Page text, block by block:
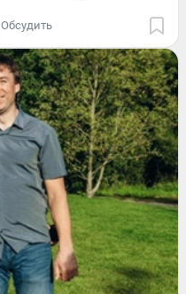
Обсудить